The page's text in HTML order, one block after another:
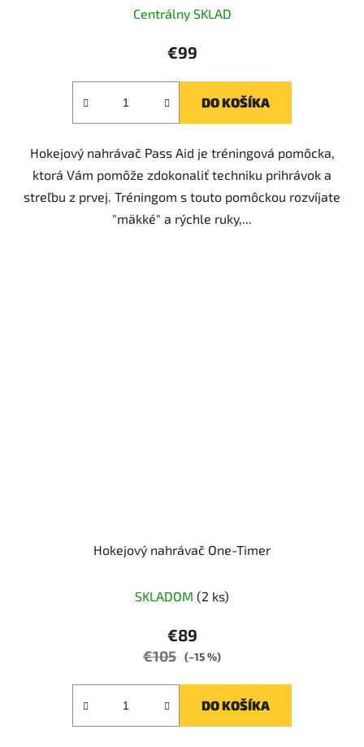
Centrálny SKLAD
€99
DO KOŠÍKA
Hokejový nahrávač Pass Aid je tréningová pomôcka,
ktorá Vám pomôže zdokonaliť techniku prihrávok a
streľbu z prvej. Tréningom s touto pomôckou rozvíjate
"mäkké" a rýchle ruky,...
Hokejový nahrávač One-Timer
hodnotenie
produktu
je
SKLADOM (2 ks)
€89
€105 (–15 %)
DO KOŠÍKA